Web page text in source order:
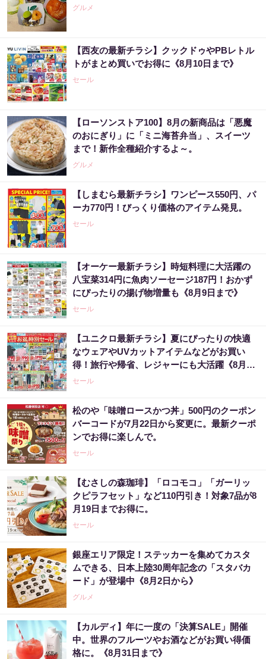
グルメ
【西友の最新チラシ】クックドゥやPBレトル
トがまとめ買いでお得に《8月10日まで》
セール
【ローソンストア100】8月の新商品は「悪魔
のおにぎり」に「ミニ海苔弁当」、スイーツ
まで！新作全種紹介するよ～。
グルメ
【しまむら最新チラシ】ワンピース550円、パ
ーカ770円！びっくり価格のアイテム発見。
セール
【オーケー最新チラシ】時短料理に大活躍の
八宝菜314円に魚肉ソーセージ187円！おかず
にぴったりの揚げ物増量も《8月9日まで》
セール
【ユニクロ最新チラシ】夏にぴったりの快適
なウェアやUVカットアイテムなどがお買い
得！旅行や帰省、レジャーにも大活躍《8月13
日まで》
セール
松のや「味噌ロースかつ丼」500円のクーポン
バーコードが7月22日から変更に。最新クーポ
ンでお得に楽しんで。
セール
【むさしの森珈琲】「ロコモコ」「ガーリッ
クピラフセット」など110円引き！対象7品が8
月19日までお得に。
セール
銀座エリア限定！ステッカーを集めてカスタ
ムできる、日本上陸30周年記念の「スタバカ
ード」が登場中《8月2日から》
グルメ
【カルディ】年に一度の「決算SALE」開催
中。世界のフルーツやお酒などがお買い得価
格に。《8月31日まで》